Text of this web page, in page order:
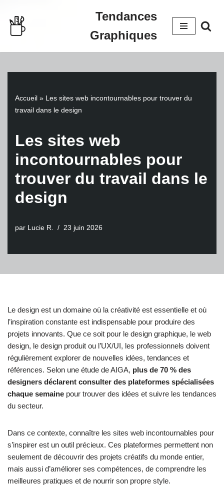
Aller
au
contenu
Tendances
Graphiques
Accueil » Les sites web incontournables pour trouver du
travail dans le design
Les sites web
incontournables pour
trouver du travail dans le
design
par Lucie R. 23 juin 2026
Le design est un domaine où la créativité est essentielle et où
l’inspiration constante est indispensable pour produire des
projets innovants. Que ce soit pour le design graphique, le web
design, le design produit ou l’UX/UI, les professionnels doivent
régulièrement explorer de nouvelles idées, tendances et
références. Selon une étude de AIGA, plus de 70 % des
designers déclarent consulter des plateformes spécialisées
chaque semaine pour trouver des idées et suivre les tendances
du secteur.
Dans ce contexte, connaître les sites web incontournables pour
s’inspirer est un outil précieux. Ces plateformes permettent non
seulement de découvrir des projets créatifs du monde entier,
mais aussi d’améliorer ses compétences, de comprendre les
meilleures pratiques et de nourrir son propre style.